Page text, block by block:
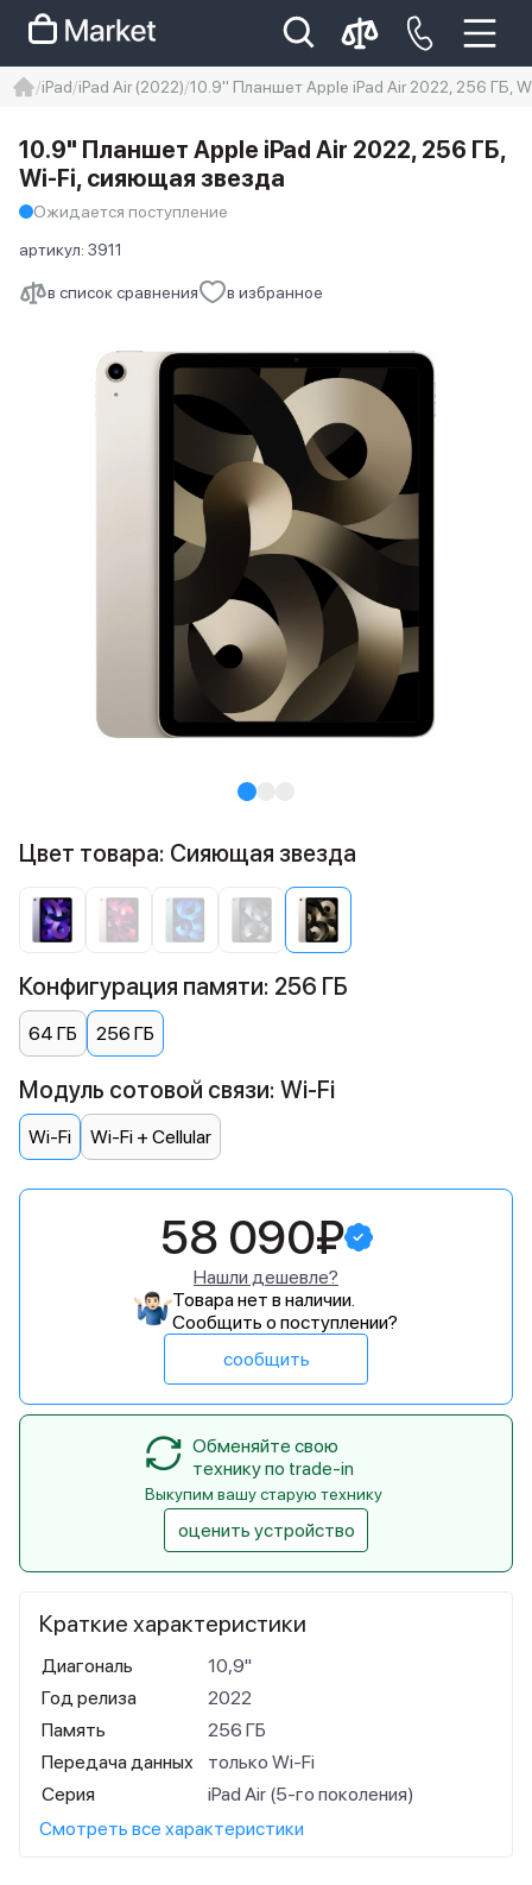
Iphone 14 pro max
айфон 14
iPad iPad Air (2022) 10.9" Планшет Apple iPad Air 2022, 256 ГБ,
в список сравнения в избранное
10.9" Планшет Apple iPad Air 2022, 256 ГБ,
Wi-Fi, сияющая звезда
Ожидается поступление
артикул: 3911
Краткие характеристики
Диагональ
10,9"
Год релиза
2022
Память
256 ГБ
Передача данных
только Wi-Fi
Серия
iPad Air (5-го поколения)
Смотреть все характеристики
Цвет товара: Сияющая звезда
Конфигурация памяти: 256 ГБ
64 ГБ 256 ГБ
Модуль сотовой связи: Wi-Fi
Wi-Fi Wi-Fi + Cellular
58 090₽
Нашли дешевле?
Товара нет в наличии.
Сообщить о поступлении?
сообщить
Обменяйте свою
технику по trade-in
Выкупим вашу старую технику
оценить устройство